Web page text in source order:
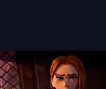
de Gamescom, avec Star Wars,
au mois de juin. Vous trouverez